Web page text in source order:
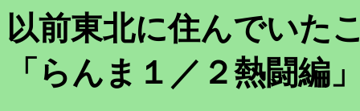
以前東北に住んでいた
「らんま１／２熱闘編